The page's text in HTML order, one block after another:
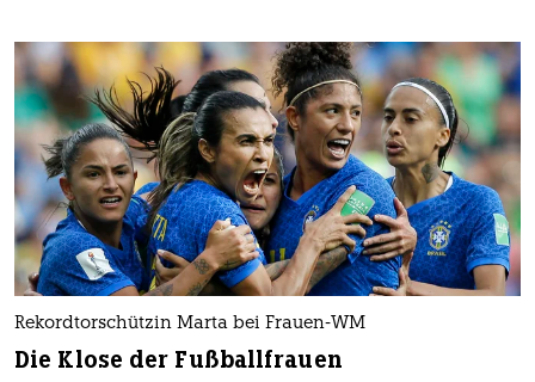
Rekordtorschützin Marta bei Frauen-WM
Die Klose der Fußballfrauen